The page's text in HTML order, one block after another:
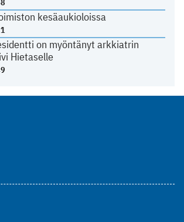
kesäaukioloissa
on myöntänyt arkkiatrin
Hietaselle